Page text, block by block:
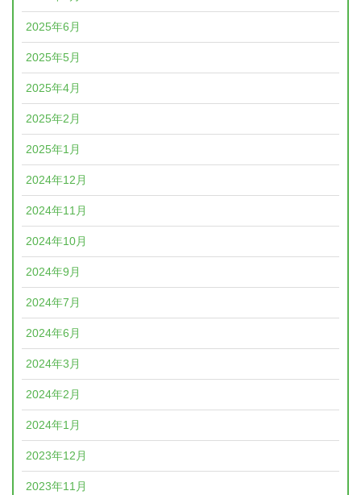
2025年6月
2025年5月
2025年4月
2025年2月
2025年1月
2024年12月
2024年11月
2024年10月
2024年9月
2024年7月
2024年6月
2024年3月
2024年2月
2024年1月
2023年12月
2023年11月